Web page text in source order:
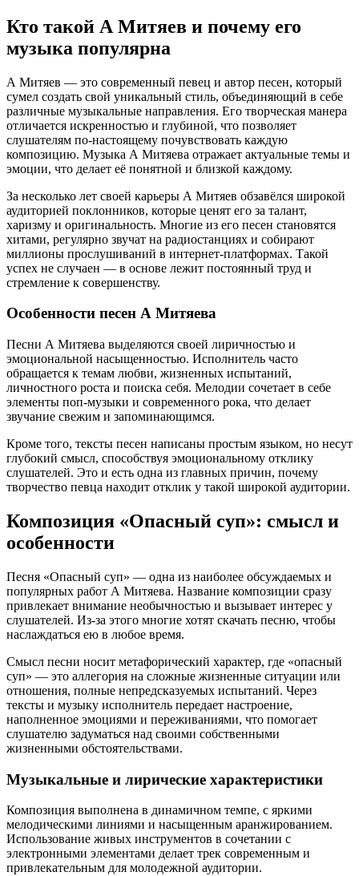
Кто такой А Митяев и почему его
музыка популярна
А Митяев — это современный певец и автор песен, который
сумел создать свой уникальный стиль, объединяющий в себе
различные музыкальные направления. Его творческая манера
отличается искренностью и глубиной, что позволяет
слушателям по-настоящему почувствовать каждую
композицию. Музыка А Митяева отражает актуальные темы и
эмоции, что делает её понятной и близкой каждому.
За несколько лет своей карьеры А Митяев обзавёлся широкой
аудиторией поклонников, которые ценят его за талант,
харизму и оригинальность. Многие из его песен становятся
хитами, регулярно звучат на радиостанциях и собирают
миллионы прослушиваний в интернет-платформах. Такой
успех не случаен — в основе лежит постоянный труд и
стремление к совершенству.
Особенности песен А Митяева
Песни А Митяева выделяются своей лиричностью и
эмоциональной насыщенностью. Исполнитель часто
обращается к темам любви, жизненных испытаний,
личностного роста и поиска себя. Мелодии сочетает в себе
элементы поп-музыки и современного рока, что делает
звучание свежим и запоминающимся.
Кроме того, тексты песен написаны простым языком, но несут
глубокий смысл, способствуя эмоциональному отклику
слушателей. Это и есть одна из главных причин, почему
творчество певца находит отклик у такой широкой аудитории.
Композиция «Опасный суп»: смысл и
особенности
Песня «Опасный суп» — одна из наиболее обсуждаемых и
популярных работ А Митяева. Название композиции сразу
привлекает внимание необычностью и вызывает интерес у
слушателей. Из-за этого многие хотят скачать песню, чтобы
наслаждаться ею в любое время.
Смысл песни носит метафорический характер, где «опасный
суп» — это аллегория на сложные жизненные ситуации или
отношения, полные непредсказуемых испытаний. Через
тексты и музыку исполнитель передает настроение,
наполненное эмоциями и переживаниями, что помогает
слушателю задуматься над своими собственными
жизненными обстоятельствами.
Музыкальные и лирические характеристики
Композиция выполнена в динамичном темпе, с яркими
мелодическими линиями и насыщенным аранжированием.
Использование живых инструментов в сочетании с
электронными элементами делает трек современным и
привлекательным для молодежной аудитории.